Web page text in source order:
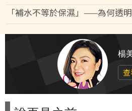
「補水不等於保濕」——為何透
楊